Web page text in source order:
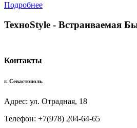
Подробнее
TexноStyle - Встраиваемая
Контакты
г. Севастополь
Адрес: ул. Отрадная, 18
Телефон: +7(978) 204-64-65